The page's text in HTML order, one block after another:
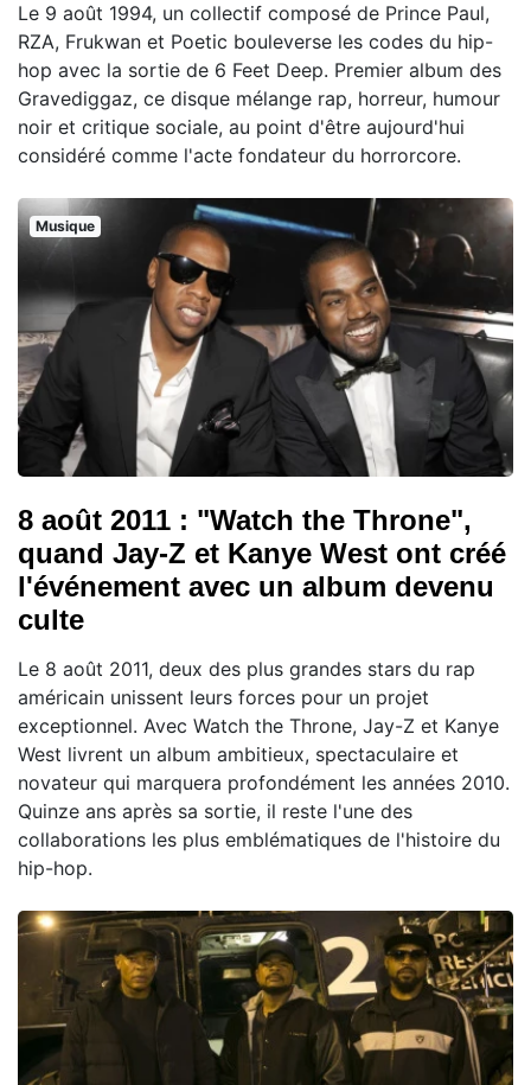
Le 9 août 1994, un collectif composé de Prince Paul,
RZA, Frukwan et Poetic bouleverse les codes du hip-
hop avec la sortie de 6 Feet Deep. Premier album des
Gravediggaz, ce disque mélange rap, horreur, humour
noir et critique sociale, au point d'être aujourd'hui
considéré comme l'acte fondateur du horrorcore.
Musique
8 août 2011 : "Watch the Throne",
quand Jay-Z et Kanye West ont créé
l'événement avec un album devenu
culte
Le 8 août 2011, deux des plus grandes stars du rap
américain unissent leurs forces pour un projet
exceptionnel. Avec Watch the Throne, Jay-Z et Kanye
West livrent un album ambitieux, spectaculaire et
novateur qui marquera profondément les années 2010.
Quinze ans après sa sortie, il reste l'une des
collaborations les plus emblématiques de l'histoire du
hip-hop.